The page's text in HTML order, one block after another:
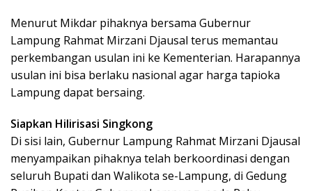
Menurut Mikdar pihaknya bersama Gubernur
Lampung Rahmat Mirzani Djausal terus memantau
perkembangan usulan ini ke Kementerian. Harapannya
usulan ini bisa berlaku nasional agar harga tapioka
Lampung dapat bersaing.
Siapkan Hilirisasi Singkong
Di sisi lain, Gubernur Lampung Rahmat Mirzani Djausal
menyampaikan pihaknya telah berkoordinasi dengan
seluruh Bupati dan Walikota se-Lampung, di Gedung